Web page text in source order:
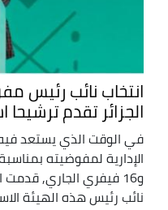
انتخاب نائب رئيس
الجزائر تقدم ترشيحا
في الوقت الذي يستعد فيه
و16 فيفري الجاري, قدمت
نائب رئيس هذه الهيئة